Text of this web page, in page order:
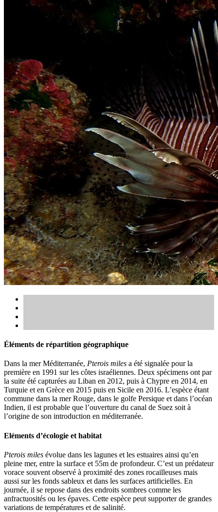
Éléments de répartition géographique
Dans la mer Méditerranée, Pterois miles a été signalée pour la
première en 1991 sur les côtes israéliennes. Deux spécimens ont par
la suite été capturées au Liban en 2012, puis à Chypre en 2014, en
Turquie et en Grèce en 2015 puis en Sicile en 2016. L’espèce étant
commune dans la mer Rouge, dans le golfe Persique et dans l’océan
Indien, il est probable que l’ouverture du canal de Suez soit à
l’origine de son introduction en méditerranée.
Eléments d’écologie et habitat
Pterois miles évolue dans les lagunes et les estuaires ainsi qu’en
pleine mer, entre la surface et 55m de profondeur. C’est un prédateur
vorace souvent observé à proximité des zones rocailleuses mais
aussi sur les fonds sableux et dans les surfaces artificielles. En
journée, il se repose dans des endroits sombres comme les
anfractuosités ou les épaves. Cette espèce peut supporter de grandes
variations de températures et de salinité.